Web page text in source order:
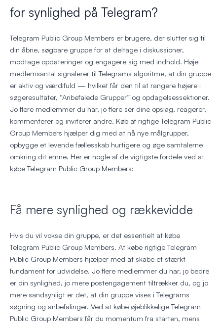
for synlighed på Telegram?
Telegram Public Group Members er brugere, der slutter sig til
din åbne, søgbare gruppe for at deltage i diskussioner,
modtage opdateringer og engagere sig med indhold. Høje
medlemsantal signalerer til Telegrams algoritme, at din gruppe
er aktiv og værdifuld — hvilket får den til at rangere højere i
søgeresultater, “Anbefalede Grupper” og opdagelsessektioner.
Jo flere medlemmer du har, jo flere ser dine opslag, reagerer,
kommenterer og inviterer andre. Køb af rigtige Telegram Public
Group Members hjælper dig med at nå nye målgrupper,
opbygge et levende fællesskab hurtigere og øge samtalerne
omkring dit emne. Her er nogle af de vigtigste fordele ved at
købe Telegram Public Group Members:
Få mere synlighed og rækkevidde
Hvis du vil vokse din gruppe, er det essentielt at købe
Telegram Public Group Members. At købe rigtige Telegram
Public Group Members hjælper med at skabe et stærkt
fundament for udvidelse. Jo flere medlemmer du har, jo bedre
er din synlighed, jo mere postengagement tiltrækker du, og jo
mere sandsynligt er det, at din gruppe vises i Telegrams
søgning og anbefalinger. Ved at købe øjeblikkelige Telegram
Public Group Members får du momentum fra starten, mens